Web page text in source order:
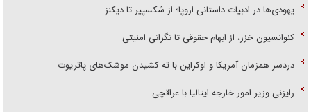
یهودی‌ها در ادبیات داستانی اروپا؛ از شکسپیر تا دیکنز
کنوانسیون خزر، از ابهام حقوقی تا نگرانی امنیتی
دردسر همزمان آمریکا و اوکراین با ته کشیدن موشک‌های پاتریوت
رایزنی وزیر امور خارجه ایتالیا با عراقچی